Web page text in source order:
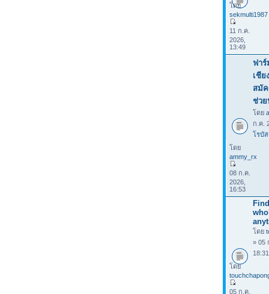
โดย
sekmulti1987
11 ก.ค.
2026,
13:49
ฟา
เชีย
สมัค
ช่วย
โดย
ก.ค.
โรบั
โดย
ammy_rx
08 ก.ค.
2026,
16:53
โดย
» 05
โดย
05 ก.ค.